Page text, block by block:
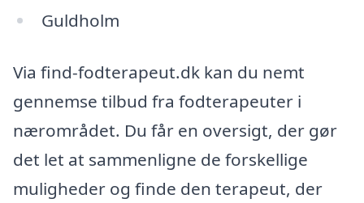
Guldholm
Via find-fodterapeut.dk kan du nemt
gennemse tilbud fra fodterapeuter i
nærområdet. Du får en oversigt, der gør
det let at sammenligne de forskellige
muligheder og finde den terapeut, der